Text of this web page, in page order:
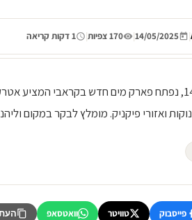
|
14/05/2025
| 170 צפיות | 1 דקות קריאה
14/5/2025, נפתח פארק מים חדש בקראבי
ואזורי פיקניק. מומלץ לבקר במקום
פייסבוק טוויטר וואטסאפ